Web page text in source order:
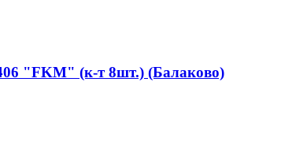
"FKM" (к-т 8шт.) (Балаково)